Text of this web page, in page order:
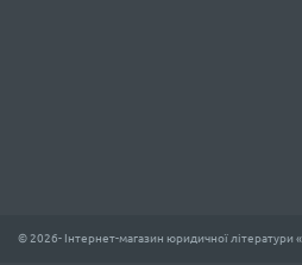
© 2026- Інтернет-магазин юридичної літератури